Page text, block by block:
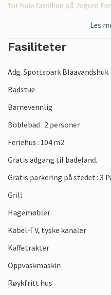
for hele familien på Jegum
tennisbaner. Det er et
feriehusområdet, som er lett
Bekkene Søvig Bæk og Bådsø
Les
Fasiliteter
Adg. Sportspark Blaavandshuk
Badstue
Barnevennlig
Boblebad : 2 personer
Feriehus : 104 m2
Gratis adgang til badeland.
Gratis parkering på stedet : 3
Grill
Hagemøbler
Kabel-TV, tyske kanaler
Kaffetrakter
Oppvaskmaskin
Røykfritt hus